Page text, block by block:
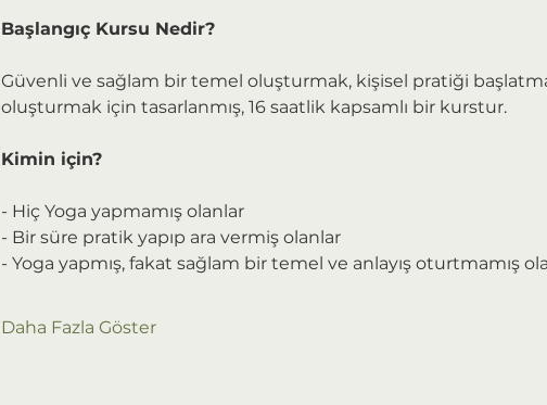
Başlangıç Kursu Nedir?
Güvenli ve sağlam bir temel oluşturmak, kişisel pratiği
oluşturmak için tasarlanmış, 16 saatlik kapsamlı bir kurstur.
Kimin için?
- Hiç Yoga yapmamış olanlar
- Bir süre pratik yapıp ara vermiş olanlar
- Yoga yapmış, fakat sağlam bir temel ve anlayış oturtmamış
Daha Fazla Göster